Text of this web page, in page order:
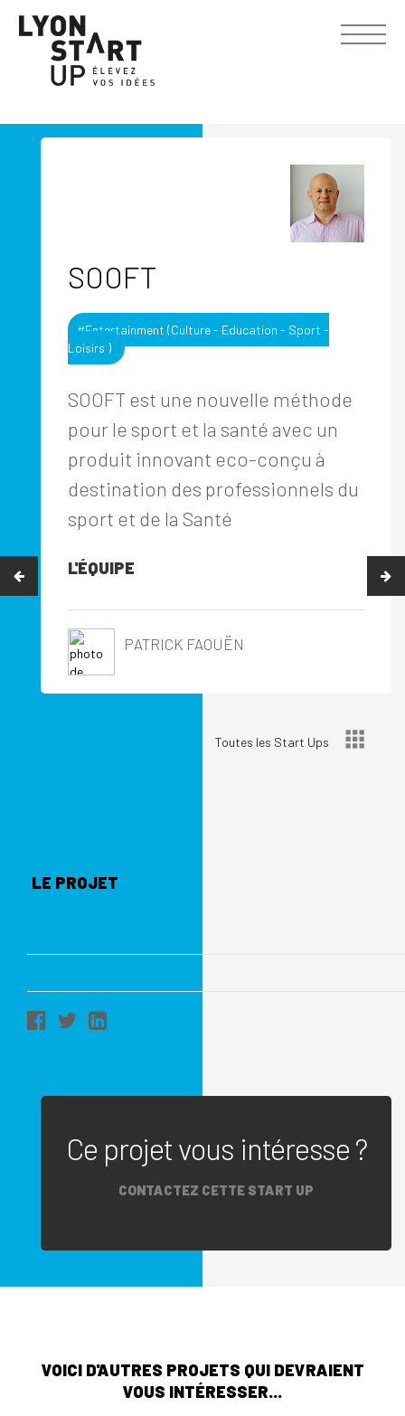
SOOFT
#Entertainment (Culture - Education - Sport -
Loisirs )
SOOFT est une nouvelle méthode
pour le sport et la santé avec un
produit innovant eco-conçu à
destination des professionnels du
sport et de la Santé
L'ÉQUIPE
PATRICK FAOUËN
Toutes les Start Ups
LE PROJET
Ce projet vous intéresse ?
CONTACTEZ CETTE START UP
VOICI D'AUTRES PROJETS QUI DEVRAIENT
VOUS INTÉRESSER...